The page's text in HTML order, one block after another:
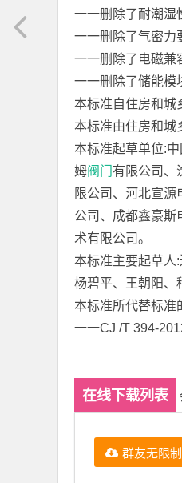
一一删除了耐潮湿
一一删除了气密力
一一删除了电磁兼
一一删除了储能模
本标准自住房和城
本标准由住房和城
本标准起草单位:
姆阀门 有限公司、
限公司、河北宣
公司、成都鑫豪斯
术有限公司。
本标准主要起草人
杨碧平、王朝阳、
本标准所代替标准
一一CJ /T 394-
在线下载列表
群友无限